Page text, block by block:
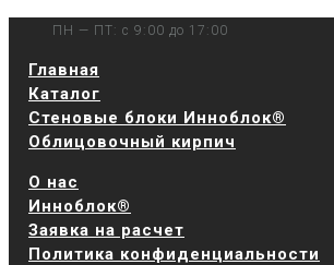
ПН — ПТ: с 9:00 до 17:00
Главная
Каталог
Стеновые блоки Инноблок®
Облицовочный кирпич
О нас
Инноблок®
Заявка на расчет
Политика конфиденциальности